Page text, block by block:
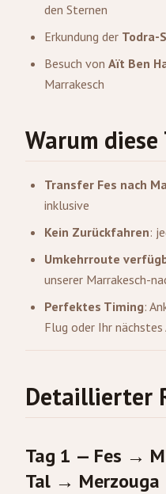
den Sternen
Erkundung der Todra-
Besuch von Aït Ben
Marrakesch
Warum
Transfer Fes nach
inklusive
Kein Zurückfahren:
Umkehrroute
unserer Marrakesch-
Perfektes Timing:
Flug oder Ihr nächstes
Detaillierter
Tag 1 — Fes →
Tal → Merzouga